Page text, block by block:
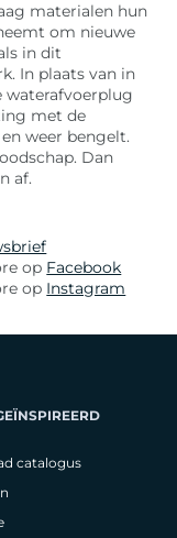
materialen hun
om nieuwe
in dit
In plaats van in
waterafvoerplug
met de
weer bengelt.
Dan
af.
op Facebook
op Instagram
catalogus